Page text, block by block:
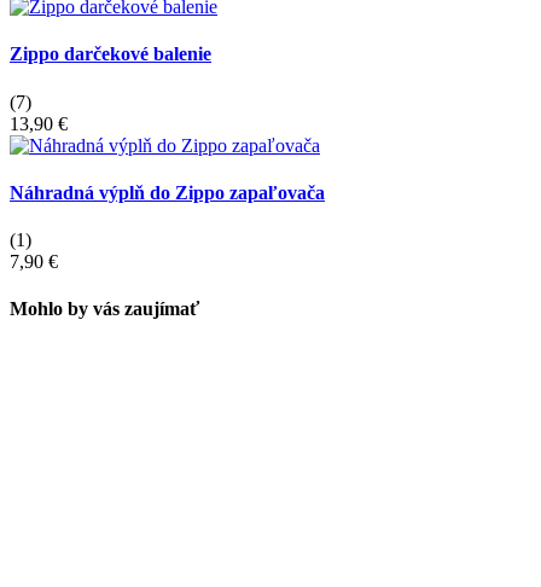
Zippo darčekové balenie
(7)
13,90 €
Náhradná výplň do Zippo zapaľovača
(1)
7,90 €
Mohlo by vás zaujímať